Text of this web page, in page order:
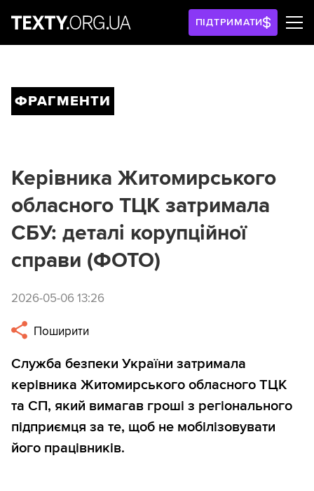
ПІДТРИМАТИ
ФРАГМЕНТИ
Керівника Житомирського
обласного ТЦК затримала
СБУ: деталі корупційної
справи (ФОТО)
2026-05-06 13:26
Поширити
Служба безпеки України затримала
керівника Житомирського обласного ТЦК
та СП, який вимагав гроші з регіонального
підприємця за те, щоб не мобілізовувати
його працівників.